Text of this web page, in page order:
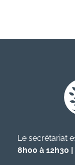
Le secrétariat
8h00 à 12h30 |